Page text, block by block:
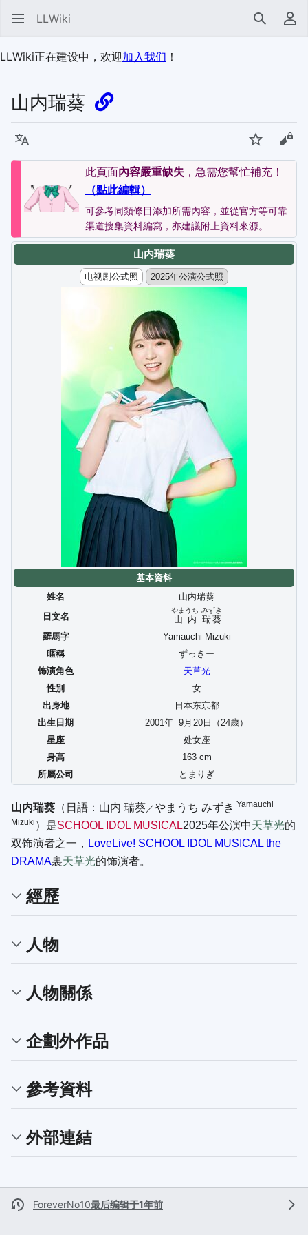
LLWiki 搜索 用
LLWiki正在建设中，欢迎加入我们 ！
山内瑞葵
语言 监视 查
此頁面內容嚴重缺失 ，急需您幫忙補充！
（點此編輯）
可參考同類條目添加所需內容，並從官方等可靠
渠道搜集資料編寫，亦建議附上資料來源。
山内瑞葵
电视剧公式照 2025年公演公式照
基本資料
姓名
山内瑞葵
日文名
山内
やまうち
瑞葵
みずき
羅馬字
Yamauchi Mizuki
暱稱
ずっきー
饰演角色
天草光
性別
女
出身地
日本东京都
出生日期
2001年 9月 20日（24歲）
星座
处女座
身高
163 cm
所屬公司
とまりぎ
山内瑞葵 （日語： 山内 瑞葵／やまうち みずき Yamauchi
Mizuki ）是SCHOOL IDOL MUSICAL2025年公演中天草光的
双饰演者之一， LoveLive! SCHOOL IDOL MUSICAL the
DRAMA裏天草光的饰演者。
經歷
人物
人物關係
企劃外作品
參考資料
外部連結
ForeverNo10最后编辑于1年前